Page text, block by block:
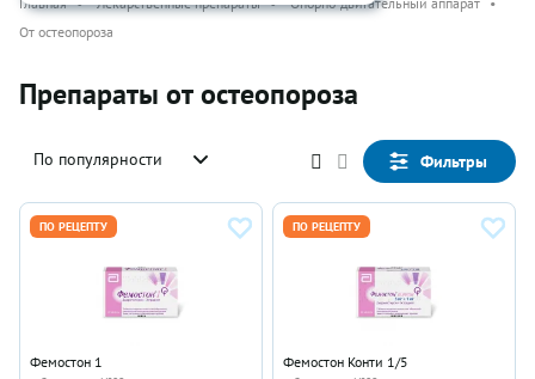
От остеопороза
Препараты от остеопороза
По популярности Фильтры
ПО РЕЦЕПТУ
Фемостон 1
ПО РЕЦЕПТУ
Фемостон Конти 1/5